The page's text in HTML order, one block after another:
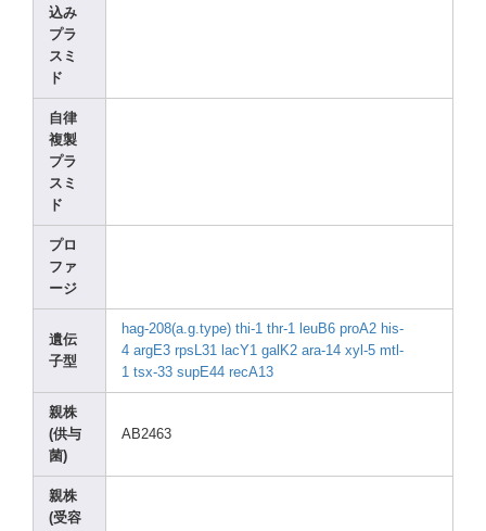
込み
プラ
スミ
ド
自律
複製
プラ
スミ
ド
プロ
ファ
ージ
遺伝
子型
hag-208(a.g.type) thi-1 thr-1 leuB6 proA2 his-
4 argE3 rpsL31 lacY1 galK2 ara-14 xyl-5 mtl-
1 tsx-33 supE44 recA13
親株
(供与
菌)
AB2463
親株
(受容